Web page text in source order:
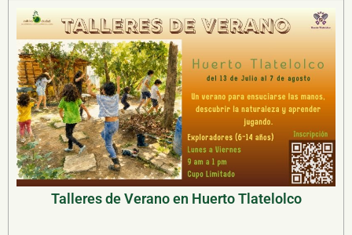
Talleres de Verano en Huerto Tlatelolco